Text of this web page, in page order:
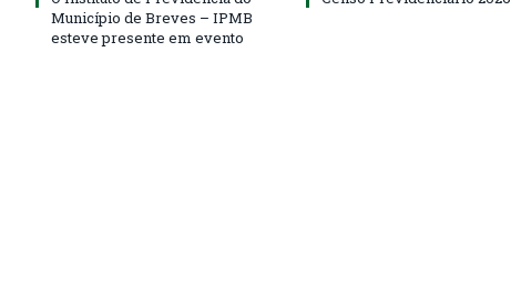
Município de Breves – IPMB
esteve presente em evento